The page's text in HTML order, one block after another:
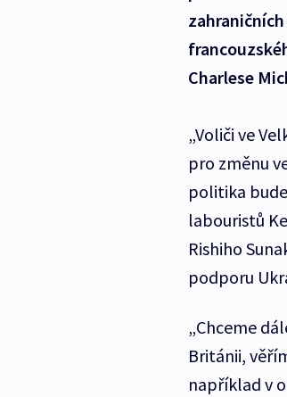
Charlese
„Voliči ve
pro změnu
politika
labouristů
Rishiho
podporu
„Chceme
Británii,
například v